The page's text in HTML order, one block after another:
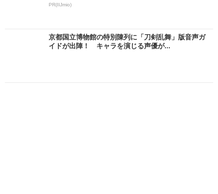
PR(IIJmio)
京都国立博物館の特別陳列に「刀剣乱舞」版音声ガ
イドが出陣！ キャラを演じる声優が...